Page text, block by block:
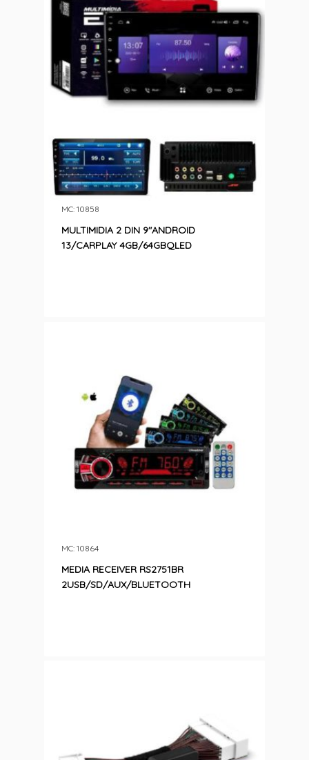
MULTIMIDIA 2 DIN 9″ANDROID
13/CARPLAY 4GB/64GBQLED
MC: 10858
MEDIA RECEIVER RS2751BR
2USB/SD/AUX/BLUETOOTH
MC: 10864